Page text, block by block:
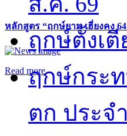
หลักสูตร “ฤกษ์ยาม เฮี่ยงคง
Read more
ฤกษ์ตั้งเตี
ฤกษ์กระ
ตก ประจ